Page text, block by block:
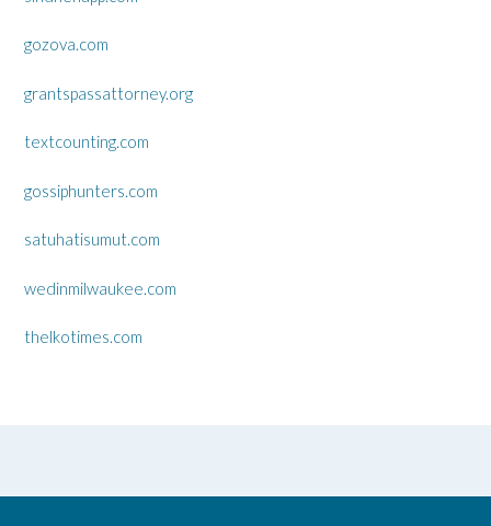
gozova.com
grantspassattorney.org
textcounting.com
gossiphunters.com
satuhatisumut.com
wedinmilwaukee.com
thelkotimes.com